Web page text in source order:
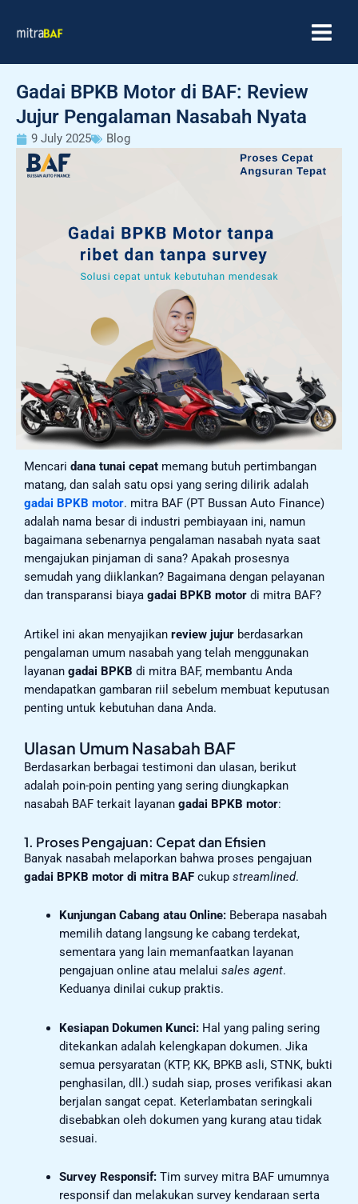
Gadai BPKB Motor di BAF: Review
Jujur Pengalaman Nasabah Nyata
9 July 2025 Blog
Mencari dana tunai cepat memang butuh pertimbangan
matang, dan salah satu opsi yang sering dilirik adalah
gadai BPKB motor. mitra BAF (PT Bussan Auto Finance)
adalah nama besar di industri pembiayaan ini, namun
bagaimana sebenarnya pengalaman nasabah nyata saat
mengajukan pinjaman di sana? Apakah prosesnya
semudah yang diiklankan? Bagaimana dengan pelayanan
dan transparansi biaya gadai BPKB motor di mitra BAF?
Artikel ini akan menyajikan review jujur berdasarkan
pengalaman umum nasabah yang telah menggunakan
layanan gadai BPKB di mitra BAF, membantu Anda
mendapatkan gambaran riil sebelum membuat keputusan
penting untuk kebutuhan dana Anda.
Ulasan Umum Nasabah BAF
Berdasarkan berbagai testimoni dan ulasan, berikut
adalah poin-poin penting yang sering diungkapkan
nasabah BAF terkait layanan gadai BPKB motor:
1. Proses Pengajuan: Cepat dan Efisien
Banyak nasabah melaporkan bahwa proses pengajuan
gadai BPKB motor di mitra BAF cukup streamlined.
Kunjungan Cabang atau Online:Beberapa nasabah
memilih datang langsung ke cabang terdekat,
sementara yang lain memanfaatkan layanan
pengajuan online atau melalui sales agent.
Keduanya dinilai cukup praktis.
Kesiapan Dokumen Kunci:Hal yang paling sering
ditekankan adalah kelengkapan dokumen. Jika
semua persyaratan (KTP, KK, BPKB asli, STNK, bukti
penghasilan, dll.) sudah siap, proses verifikasi akan
berjalan sangat cepat. Keterlambatan seringkali
disebabkan oleh dokumen yang kurang atau tidak
sesuai.
Survey Responsif:Tim survey mitra BAF umumnya
responsif dan melakukan survey kendaraan serta